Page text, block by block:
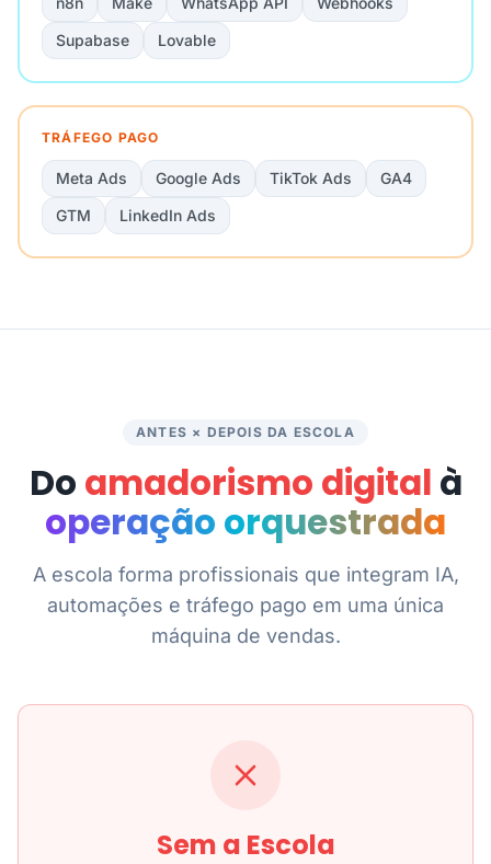
Supabase
Lovable
TRÁFEGO PAGO
Meta Ads Google Ads TikTok Ads
GA4
GTM
LinkedIn Ads
ANTES × DEPOIS DA ESCOLA
Do amadorismo digital à
operação orquestrada
A escola forma profissionais que integram IA,
automações e tráfego pago em uma única
máquina de vendas.
Sem a Escola